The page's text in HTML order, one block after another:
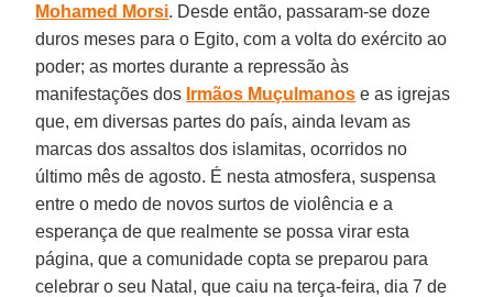
Mohamed Morsi. Desde então, passaram-se doze
duros meses para o Egito, com a volta do exército ao
poder; as mortes durante a repressão às
manifestações dos Irmãos Muçulmanos e as igrejas
que, em diversas partes do país, ainda levam as
marcas dos assaltos dos islamitas, ocorridos no
último mês de agosto. É nesta atmosfera, suspensa
entre o medo de novos surtos de violência e a
esperança de que realmente se possa virar esta
página, que a comunidade copta se preparou para
celebrar o seu Natal, que caiu na terça-feira, dia 7 de